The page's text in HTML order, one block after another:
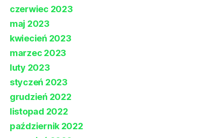
czerwiec 2023
maj 2023
kwiecień 2023
marzec 2023
luty 2023
styczeń 2023
grudzień 2022
listopad 2022
październik 2022